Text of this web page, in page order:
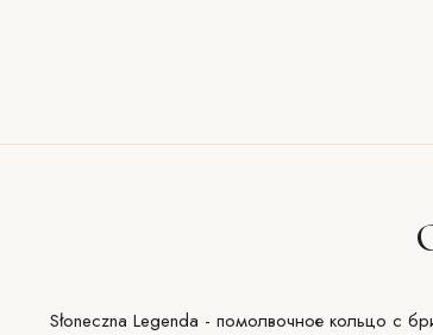
Słoneczna Legenda - помолвочное кольцо с